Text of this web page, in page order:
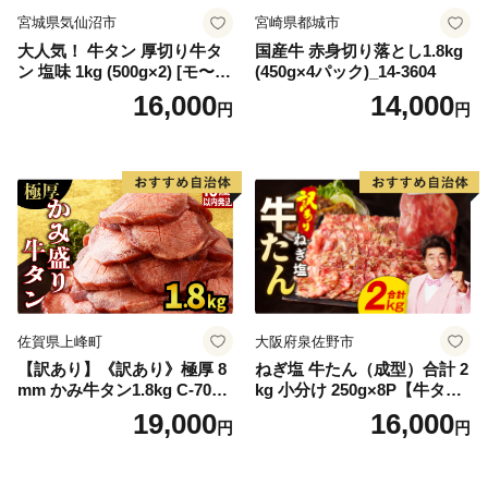
宮城県気仙沼市
大人気！ 牛タン 厚切り牛タ
ン 塩味 1kg (500g×2) [モ〜ラ
ンド 宮城県 気仙沼市 205646
60] 肉 牛肉 精肉 牛たん 牛タ
厚切り タン
16,000円
宮崎県都城市
国産牛 赤身切り落とし1.8kg
(450g×4パック)_14-3604
14,000円
佐賀県上峰町
【訳あり】《訳あり》極厚 8
mm かみ牛タン1.8kg C-709-
19,000円
大阪府泉佐野市
ねぎ塩 牛たん（成型）合計 2
kg 小分け 250g×8P【牛タン
牛肉 焼肉用 薄切り 訳あり サ
16,000円